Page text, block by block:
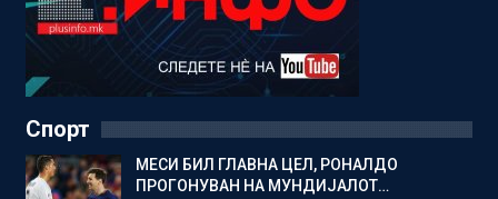
Спорт
МЕСИ БИЛ ГЛАВНА ЦЕЛ, РОНАЛДО
ПРОГОНУВАН НА МУНДИЈАЛОТ…